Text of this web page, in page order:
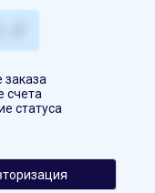
счета
статуса